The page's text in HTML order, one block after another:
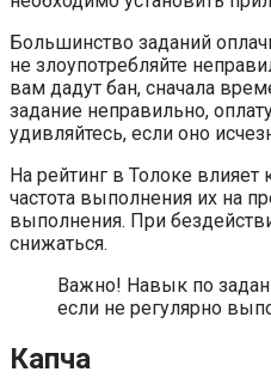
Большинство заданий
не злоупотребляйте
вам дадут бан, сначала
задание неправильно,
удивляйтесь, если оно
На рейтинг в Толоке влияет
частота выполнения их на
выполнения. При
снижаться.
Важно! Навык по
если не регулярно
Капча